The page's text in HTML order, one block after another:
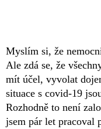
Myslím si, že
Ale zdá se, že
mít účel, vyvolat
situace s covid-19
Rozhodně to není
jsem pár let pracoval